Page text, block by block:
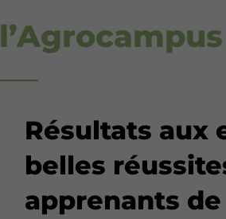
l’Agrocampus
Résultats aux
belles
apprenants